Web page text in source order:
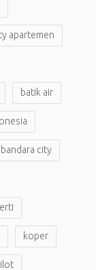
apartemen
batik air
city
koper